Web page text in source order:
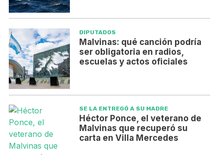
DIPUTADOS
Malvinas: qué canción podría
ser obligatoria en radios,
escuelas y actos oficiales
SE LA ENTREGÓ A SU MADRE
Héctor Ponce, el veterano de
Malvinas que recuperó su
carta en Villa Mercedes